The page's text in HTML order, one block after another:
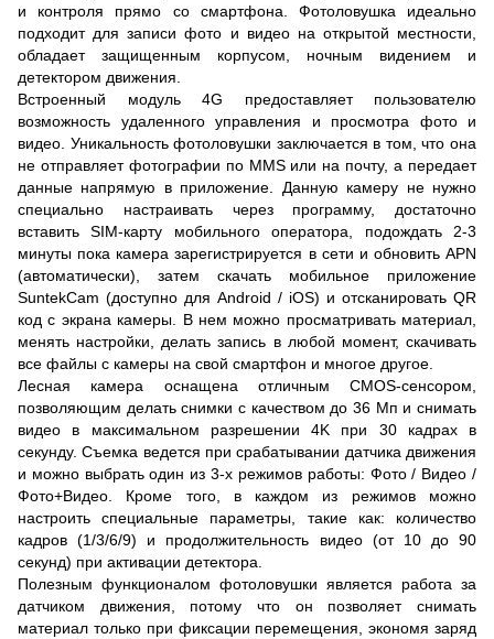
и контроля прямо со смартфона. Фотоловушка идеально
подходит для записи фото и видео на открытой местности,
обладает защищенным корпусом, ночным видением и
детектором движения.
Встроенный модуль 4G предоставляет пользователю
возможность удаленного управления и просмотра фото и
видео. Уникальность фотоловушки заключается в том, что она
не отправляет фотографии по MMS или на почту, а передает
данные напрямую в приложение. Данную камеру не нужно
специально настраивать через программу, достаточно
вставить SIM-карту мобильного оператора, подождать 2-3
минуты пока камера зарегистрируется в сети и обновить APN
(автоматически), затем скачать мобильное приложение
SuntekCam (доступно для Android / iOS) и отсканировать QR
код с экрана камеры. В нем можно просматривать материал,
менять настройки, делать запись в любой момент, скачивать
все файлы с камеры на свой смартфон и многое другое.
Лесная камера оснащена отличным CMOS-сенсором,
позволяющим делать снимки с качеством до 36 Мп и снимать
видео в максимальном разрешении 4K при 30 кадрах в
секунду. Съемка ведется при срабатывании датчика движения
и можно выбрать один из 3-х режимов работы: Фото / Видео /
Фото+Видео. Кроме того, в каждом из режимов можно
настроить специальные параметры, такие как: количество
кадров (1/3/6/9) и продолжительность видео (от 10 до 90
секунд) при активации детектора.
Полезным функционалом фотоловушки является работа за
датчиком движения, потому что он позволяет снимать
материал только при фиксации перемещения, экономя заряд